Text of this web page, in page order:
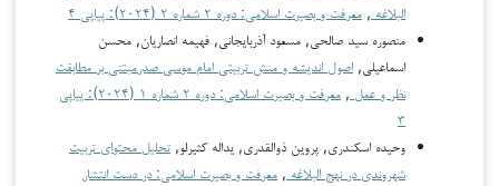
البلاغه , معرفت و بصیرت اسلامی: دوره ۲ شماره ۲ (۲۰۲۴): پیاپی ۴
منصوره سید صالحی, مسعود آذربایجانی, فهیمه انصاریان, محسن
اسماعیلی, اصول اندیشه و منش تربیتی امام موسی صدرمبتنی بر مطابقت
نظر و عمل ,
معرفت و بصیرت اسلامی: دوره ۲ شماره ۱ (۲۰۲۴): پیاپی
۳
وحیده اسکندری, پروین ذوالقدری, یداله کثیرلو, تحلیل محتوای تربیت
شهروندی در نهج البلاغه , معرفت و بصیرت اسلامی: در دست انتشار